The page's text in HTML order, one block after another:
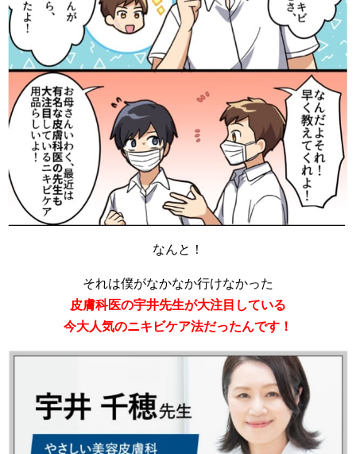
なんと！
それは僕がなかなか行けなかった
皮膚科医の宇井先生が大注目している
今大人気のニキビケア法だったんです！